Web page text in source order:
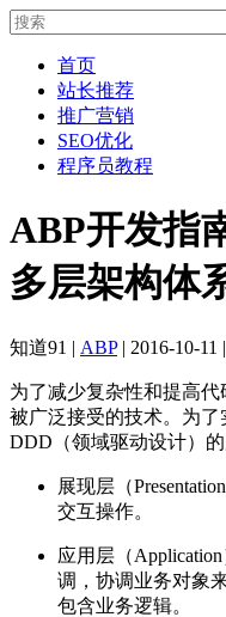
首页
站长推荐
推广营销
SEO优化
程序员教程
ABP开发指
多层架构体
知道91 | ABP | 2016-10-11 |
为了减少复杂性和提高
被广泛接受的技术。为
DDD（领域驱动设计）
展现层（
交互操作。
应用层（
调，协调业务对象
包含业务逻辑。